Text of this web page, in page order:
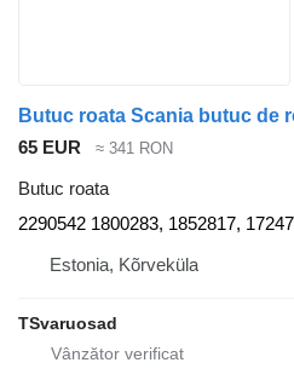
65 EUR ≈ 341 RON
Butuc roata
2290542 1800283, 1852817,
Estonia, Kõrveküla
TSvaruosad